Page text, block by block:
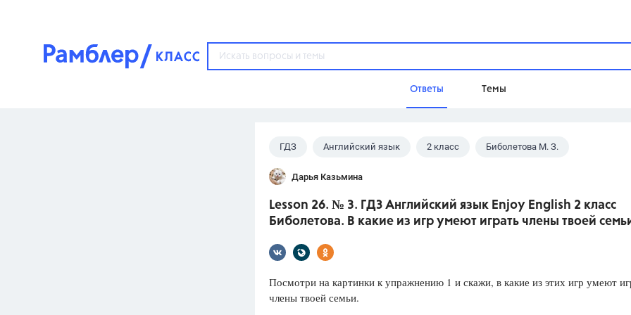
Ответы Темы
Популярные темы
ГДЗ
ОГЭ
ФИПИ
Домашнее задание
Школа
ГДЗ Английский язык 2 класс Биболетова М. З.
Дарья Казьмина
Lesson 26. № 3. ГДЗ Английский язык Enjoy English 2 класс
Биболетова. В какие из игр умеют играть члены твоей
Посмотри на картинки к упражнению 1 и скажи, в какие из этих игр умеют
члены твоей семьи.